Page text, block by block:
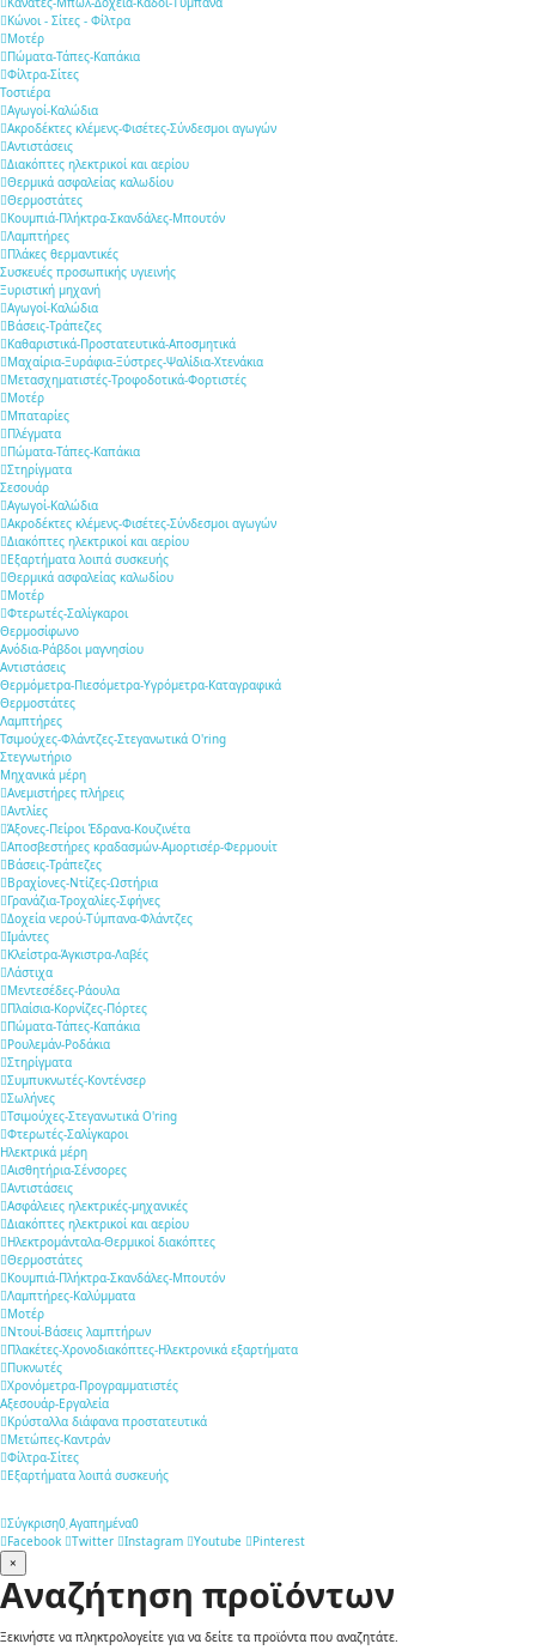
Κώνοι - Σίτες - Φίλτρα
Μοτέρ
Πώματα-Τάπες-Καπάκια
Φίλτρα-Σίτες
Τοστιέρα
Αγωγοί-Καλώδια
Ακροδέκτες κλέμενς-Φισέτες-Σύνδεσμοι αγωγών
Αντιστάσεις
Διακόπτες ηλεκτρικοί και αερίου
Θερμικά ασφαλείας καλωδίου
Θερμοστάτες
Κουμπιά-Πλήκτρα-Σκανδάλες-Μπουτόν
Λαμπτήρες
Πλάκες θερμαντικές
Συσκευές προσωπικής υγιεινής
Ξυριστική μηχανή
Αγωγοί-Καλώδια
Βάσεις-Τράπεζες
Καθαριστικά-Προστατευτικά-Αποσμητικά
Μαχαίρια-Ξυράφια-Ξύστρες-Ψαλίδια-Χτενάκια
Μετασχηματιστές-Τροφοδοτικά-Φορτιστές
Μοτέρ
Μπαταρίες
Πλέγματα
Πώματα-Τάπες-Καπάκια
Στηρίγματα
Σεσουάρ
Αγωγοί-Καλώδια
Ακροδέκτες κλέμενς-Φισέτες-Σύνδεσμοι αγωγών
Διακόπτες ηλεκτρικοί και αερίου
Εξαρτήματα λοιπά συσκευής
Θερμικά ασφαλείας καλωδίου
Μοτέρ
Φτερωτές-Σαλίγκαροι
Θερμοσίφωνο
Ανόδια-Ράβδοι μαγνησίου
Αντιστάσεις
Θερμόμετρα-Πιεσόμετρα-Υγρόμετρα-Καταγραφικά
Θερμοστάτες
Λαμπτήρες
Τσιμούχες-Φλάντζες-Στεγανωτικά O'ring
Στεγνωτήριο
Μηχανικά μέρη
Ανεμιστήρες πλήρεις
Αντλίες
Άξονες-Πείροι Έδρανα-Κουζινέτα
Αποσβεστήρες κραδασμών-Αμορτισέρ-Φερμουίτ
Βάσεις-Τράπεζες
Βραχίονες-Ντίζες-Ωστήρια
Γρανάζια-Τροχαλίες-Σφήνες
Δοχεία νερού-Τύμπανα-Φλάντζες
Ιμάντες
Κλείστρα-Άγκιστρα-Λαβές
Λάστιχα
Μεντεσέδες-Ράουλα
Πλαίσια-Κορνίζες-Πόρτες
Πώματα-Τάπες-Καπάκια
Ρουλεμάν-Ροδάκια
Στηρίγματα
Συμπυκνωτές-Κοντένσερ
Σωλήνες
Τσιμούχες-Στεγανωτικά O'ring
Φτερωτές-Σαλίγκαροι
Ηλεκτρικά μέρη
Αισθητήρια-Σένσορες
Αντιστάσεις
Ασφάλειες ηλεκτρικές-μηχανικές
Διακόπτες ηλεκτρικοί και αερίου
Ηλεκτρομάνταλα-Θερμικοί διακόπτες
Θερμοστάτες
Κουμπιά-Πλήκτρα-Σκανδάλες-Μπουτόν
Λαμπτήρες-Καλύμματα
Μοτέρ
Ντουί-Βάσεις λαμπτήρων
Πλακέτες-Χρονοδιακόπτες-Ηλεκτρονικά εξαρτήματα
Πυκνωτές
Χρονόμετρα-Προγραμματιστές
Αξεσουάρ-Εργαλεία
Κρύσταλλα διάφανα προστατευτικά
Μετώπες-Καντράν
Φίλτρα-Σίτες
Εξαρτήματα λοιπά συσκευής
Σύγκριση0 Αγαπημένα0
Facebook
Twitter Instagram Youtube
Pinterest
×
Αναζήτηση προϊόντων
Ξεκινήστε να πληκτρολογείτε για να δείτε τα προϊόντα που αναζητάτε.